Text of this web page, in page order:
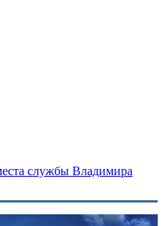
службы Владимира